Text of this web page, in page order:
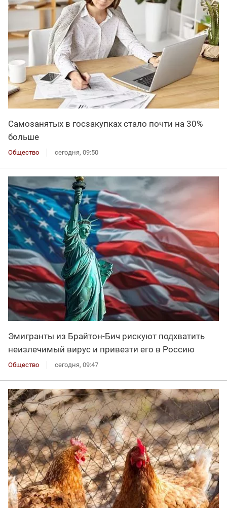
Самозанятых в госзакупках стало почти на 30%
больше
Общество сегодня, 09:50
Эмигранты из Брайтон-Бич рискуют подхватить
неизлечимый вирус и привезти его в Россию
Общество сегодня, 09:47